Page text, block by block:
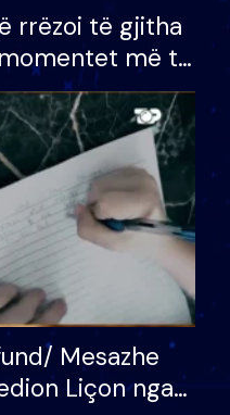
rrëzoi të gjitha
më të
BB VIP: Do më
kur…
Mesazhe
Liçon nga